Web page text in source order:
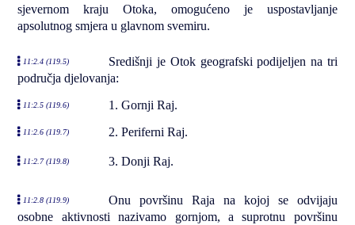
sjevernom kraju Otoka, omogućeno je uspostavljanje
apsolutnog smjera u glavnom svemiru.
11:2.4 (119.5)
Središnji je Otok geografski podijeljen na tri
područja djelovanja:
11:2.5 (119.6) 1. Gornji Raj.
11:2.6 (119.7) 2. Periferni Raj.
11:2.7 (119.8) 3. Donji Raj.
11:2.8 (119.9)
Onu površinu Raja na kojoj se odvijaju
osobne aktivnosti nazivamo gornjom, a suprotnu površinu